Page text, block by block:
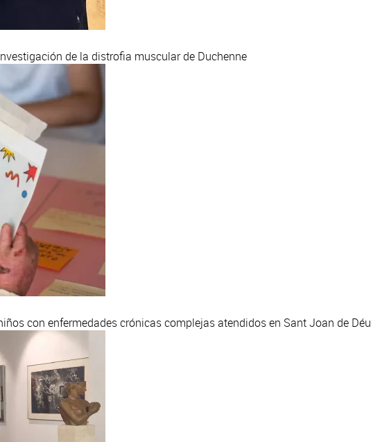
de la distrofia muscular de Duchenne
con enfermedades crónicas complejas atendidos en Sant Joan de Déu